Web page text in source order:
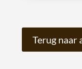
Terug naar